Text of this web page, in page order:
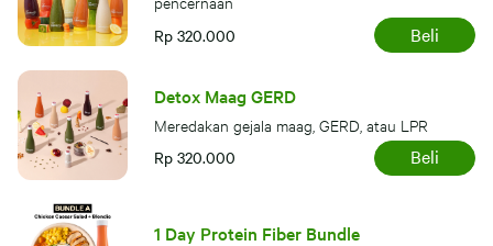
Rp 320.000 Beli
Detox Maag GERD
Meredakan gejala maag, GERD, atau LPR
Rp 320.000 Beli
1 Day Protein Fiber Bundle